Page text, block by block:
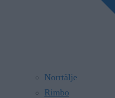
Norrtälje
Rimbo